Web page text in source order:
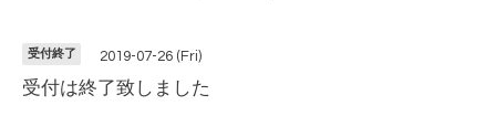
受付終了 2019-07-26 (Fri)
受付は終了致しました